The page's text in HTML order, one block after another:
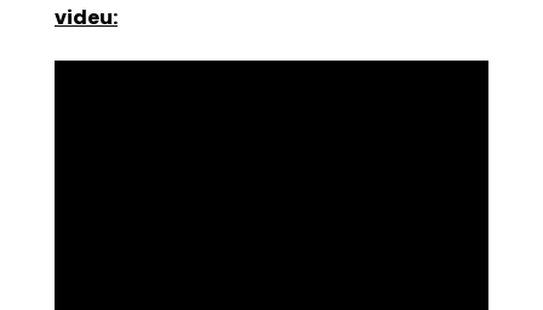
videu: